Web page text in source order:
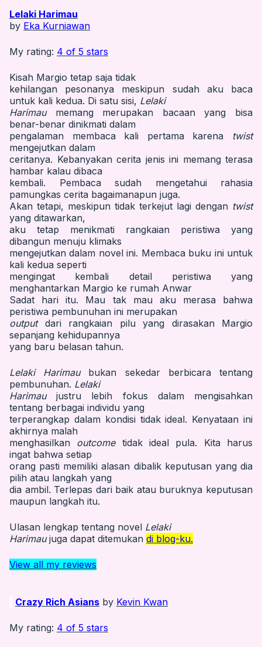
Lelaki Harimau
by Eka Kurniawan
My rating: 4 of 5 stars
Kisah Margio tetap saja tidak
kehilangan pesonanya meskipun sudah aku baca
untuk kali kedua. Di satu sisi, Lelaki
Harimaumemang merupakan bacaan yang bisa
benar-benar dinikmati dalam
pengalaman membaca kali pertama karena twist
mengejutkan dalam
ceritanya. Kebanyakan cerita jenis ini memang terasa
hambar kalau dibaca
kembali. Pembaca sudah mengetahui rahasia
pamungkas cerita bagaimanapun juga.
Akan tetapi, meskipun tidak terkejut lagi dengan twist
yang ditawarkan,
aku tetap menikmati rangkaian peristiwa yang
dibangun menuju klimaks
mengejutkan dalam novel ini. Membaca buku ini untuk
kali kedua seperti
mengingat kembali detail peristiwa yang
menghantarkan Margio ke rumah Anwar
Sadat hari itu. Mau tak mau aku merasa bahwa
peristiwa pembunuhan ini merupakan
outputdari rangkaian pilu yang dirasakan Margio
sepanjang kehidupannya
yang baru belasan tahun.
Lelaki Harimaubukan sekedar berbicara tentang
pembunuhan. Lelaki
Harimaujustru lebih fokus dalam mengisahkan
tentang berbagai individu yang
terperangkap dalam kondisi tidak ideal. Kenyataan ini
akhirnya malah
menghasilkan outcometidak ideal pula. Kita harus
ingat bahwa setiap
orang pasti memiliki alasan dibalik keputusan yang dia
pilih atau langkah yang
dia ambil. Terlepas dari baik atau buruknya keputusan
maupun langkah itu.
Ulasan lengkap tentang novel Lelaki
Harimaujuga dapat ditemukan di blog-ku.
View all my reviews
Crazy Rich Asians by Kevin Kwan
My rating: 4 of 5 stars